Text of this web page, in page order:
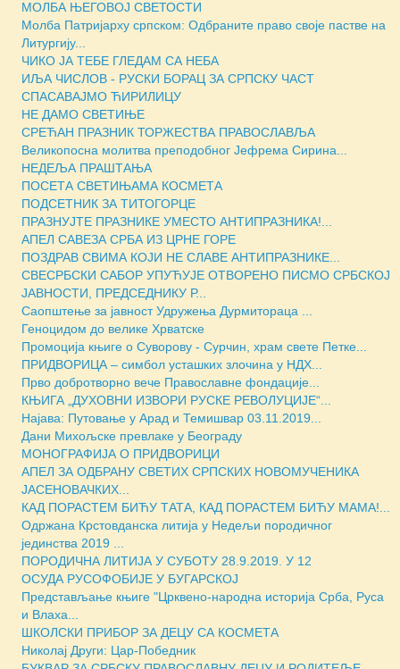
МОЛБА ЊЕГОВОЈ СВЕТОСТИ
Молба Патријарху српском: Одбраните право своје пастве на
Литургију...
ЧИКО ЈА ТЕБЕ ГЛЕДАМ СА НЕБА
ИЉА ЧИСЛОВ - РУСКИ БОРАЦ ЗА СРПСКУ ЧАСТ
СПАСАВАЈМО ЋИРИЛИЦУ
НЕ ДАМО СВЕТИЊЕ
СРЕЋАН ПРАЗНИК ТОРЖЕСТВА ПРАВОСЛАВЉА
Великопосна молитва преподобног Јефрема Сирина...
НЕДЕЉА ПРАШТАЊА
ПОСЕТА СВЕТИЊАМА КОСМЕТА
ПОДСЕТНИК ЗА ТИТОГОРЦЕ
ПРАЗНУЈТЕ ПРАЗНИКЕ УМЕСТО АНТИПРАЗНИКА!...
АПЕЛ САВЕЗА СРБА ИЗ ЦРНЕ ГОРЕ
ПОЗДРАВ СВИМА КОЈИ НЕ СЛАВЕ АНТИПРАЗНИКЕ...
СВЕСРБСКИ САБОР УПУЋУЈЕ ОТВОРЕНО ПИСМО СРБСКОЈ
ЈАВНОСТИ, ПРЕДСЕДНИКУ Р...
Саопштење за јавност Удружења Дурмитораца ...
Геноцидом до велике Хрватске
Промоција књиге о Суворову - Сурчин, храм свете Петке...
ПРИДВОРИЦА – симбол усташких злочина у НДХ...
Прво добротворно вече Православне фондације...
КЊИГА „ДУХОВНИ ИЗВОРИ РУСКЕ РЕВОЛУЦИJЕ“...
Најава: Путовање у Арад и Темишвар 03.11.2019...
Дани Михољске превлаке у Београду
МОНОГРАФИЈА О ПРИДВОРИЦИ
АПЕЛ ЗА ОДБРАНУ СВЕТИХ СРПСКИХ НОВОМУЧЕНИКА
ЈАСЕНОВАЧКИХ...
КАД ПОРАСТЕМ БИЋУ ТАТА, КАД ПОРАСТЕМ БИЋУ МАМА!...
Одржана Крстовданска литија у Недељи породичног
јединства 2019 ...
ПОРОДИЧНА ЛИТИЈА У СУБОТУ 28.9.2019. У 12
ОСУДА РУСОФОБИЈЕ У БУГАРСКОЈ
Представљање књиге "Црквено-народна историја Срба, Руса
и Влаха...
ШКОЛСКИ ПРИБОР ЗА ДЕЦУ СА КОСМЕТА
Николај Други: Цар-Победник